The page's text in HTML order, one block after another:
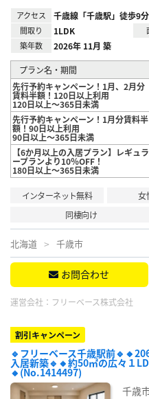
アクセス 千歳線「千歳駅」徒歩9分
間取り 1LDK
築年数 2026年 11月 築
プラン名・期間
先行予約キャンペーン！1月、2月分
賃料半額！120日以上利用
120日以上～365日未満
先行予約キャンペーン！1月分賃料半
額！90日以上利用
90日以上～365日未満
【6か月以上の入居プラン】レギュラ
ープランより10％OFF！
180日以上～365日未満
インターネット無料 女
同棲向け
北海道 千歳市
お問合わせ
運営会社： フリーベース株式会社
割引キャンペーン
🔹フリーベース千歳駅前
入居新築🔹🔸約50㎡の広々１
🔸(No.1414497)
千歳